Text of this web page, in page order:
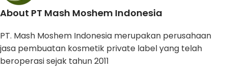
About PT Mash Moshem Indonesia
PT. Mash Moshem Indonesia merupakan perusahaan
jasa pembuatan kosmetik private label yang telah
beroperasi sejak tahun 2011